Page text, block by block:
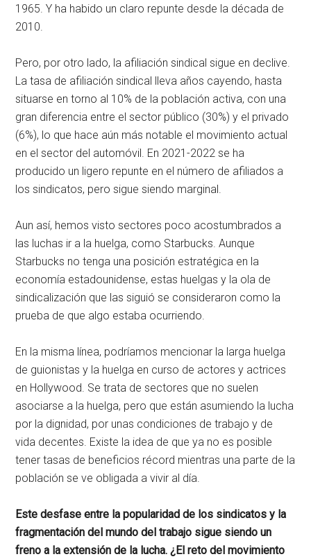
1965. Y ha habido un claro repunte desde la década de
2010.
Pero, por otro lado, la afiliación sindical sigue en declive.
La tasa de afiliación sindical lleva años cayendo, hasta
situarse en torno al 10% de la población activa, con una
gran diferencia entre el sector público (30%) y el privado
(6%), lo que hace aún más notable el movimiento actual
en el sector del automóvil. En 2021-2022 se ha
producido un ligero repunte en el número de afiliados a
los sindicatos, pero sigue siendo marginal.
Aun así, hemos visto sectores poco acostumbrados a
las luchas ir a la huelga, como Starbucks. Aunque
Starbucks no tenga una posición estratégica en la
economía estadounidense, estas huelgas y la ola de
sindicalización que las siguió se consideraron como la
prueba de que algo estaba ocurriendo.
En la misma línea, podríamos mencionar la larga huelga
de guionistas y la huelga en curso de actores y actrices
en Hollywood. Se trata de sectores que no suelen
asociarse a la huelga, pero que están asumiendo la lucha
por la dignidad, por unas condiciones de trabajo y de
vida decentes. Existe la idea de que ya no es posible
tener tasas de beneficios récord mientras una parte de la
población se ve obligada a vivir al día.
Este desfase entre la popularidad de los sindicatos y la
fragmentación del mundo del trabajo sigue siendo un
freno a la extensión de la lucha. ¿El reto del movimiento